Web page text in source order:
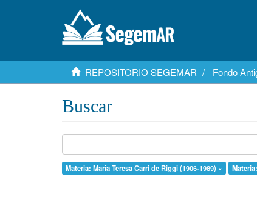
REPOSITORIO SEGEMAR Fondo
Buscar
Materia: María Teresa Carri de Riggi (1906-1989) ×